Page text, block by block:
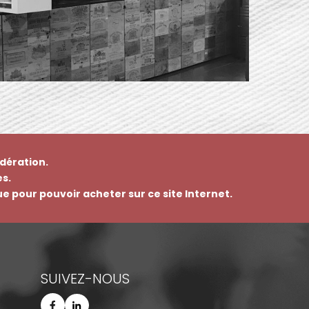
pour pouvoir acheter sur ce site Internet.
SUIVEZ-NOUS